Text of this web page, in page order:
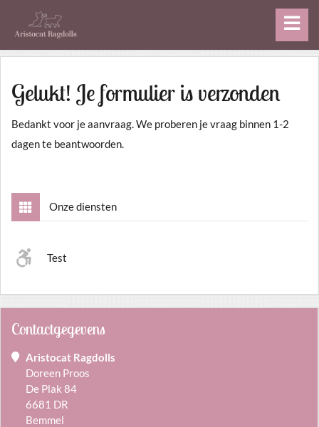
Gelukt! Je formulier is verzonden
Bedankt voor je aanvraag. We proberen je vraag binnen 1-2
dagen te beantwoorden.
Onze diensten
Test
Contactgegevens
Aristocat Ragdolls
Doreen Proos
De Plak 84
6681 DR
Bemmel